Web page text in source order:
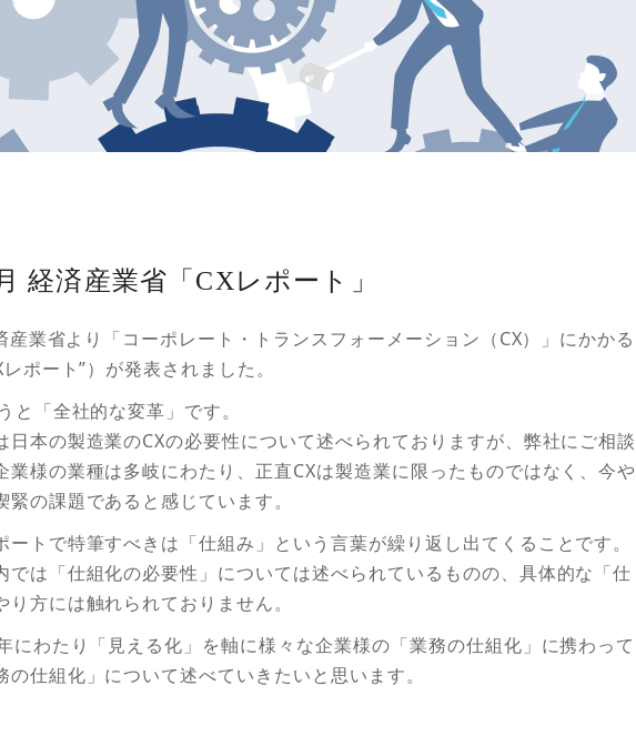
経済産業省「CXレポート」
業省より「コーポレート・トランスフォーメーション（CX）」にかかる
ポート”）が発表されました。
と「全社的な変革」です。
日本の製造業のCXの必要性について述べられておりますが、弊社にご相談
業様の業種は多岐にわたり、正直CXは製造業に限ったものではなく、今や
の課題であると感じています。
ートで特筆すべきは「仕組み」という言葉が繰り返し出てくることです。
では「仕組化の必要性」については述べられているものの、具体的な「仕
方には触れられておりません。
にわたり「見える化」を軸に様々な企業様の「業務の仕組化」に携わって
の仕組化」について述べていきたいと思います。